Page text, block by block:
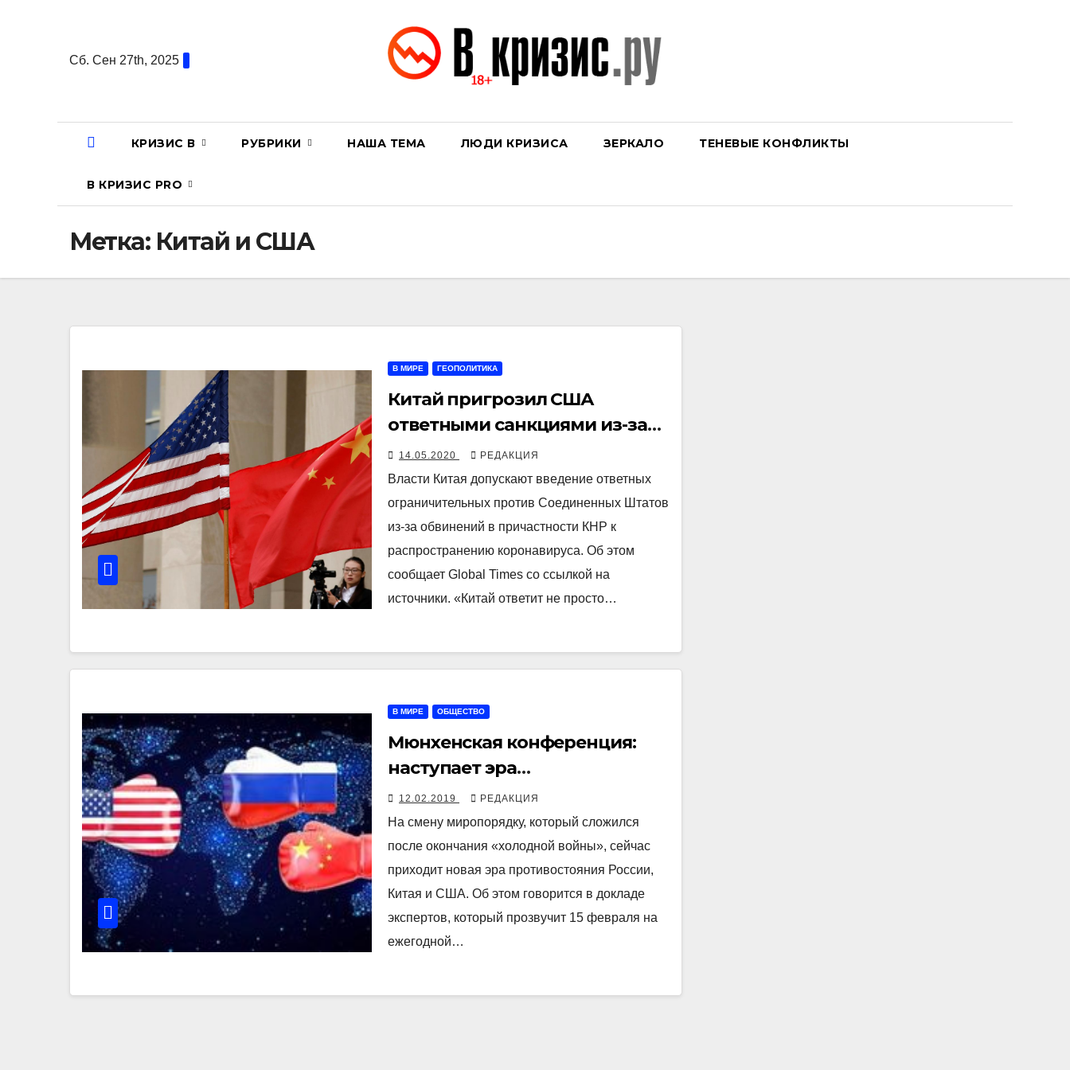
содержаниюСб. Сен 27th, 2025
КРИЗИС В РУБРИКИ НАША ТЕМА ЛЮДИ КРИЗИСА ЗЕРКАЛО ТЕНЕВЫЕ КОНФЛИКТЫ
В КРИЗИС PRO
Метка: Китай и США
В МИРЕ ГЕОПОЛИТИКА
Китай пригрозил США
ответными санкциями из-за
обвинений в пандемии
коронавируса
14.05.2020 РЕДАКЦИЯ
Власти Китая допускают введение ответных
ограничительных против Соединенных Штатов
из-за обвинений в причастности КНР к
распространению коронавируса. Об этом
сообщает Global Times со ссылкой на
источники. «Китай ответит не просто…
В МИРЕ ОБЩЕСТВО
Мюнхенская конференция:
наступает эра
противостояния России,
Китая и США
12.02.2019 РЕДАКЦИЯ
На смену миропорядку, который сложился
после окончания «холодной войны», сейчас
приходит новая эра противостояния России,
Китая и США. Об этом говорится в докладе
экспертов, который прозвучит 15 февраля на
ежегодной…